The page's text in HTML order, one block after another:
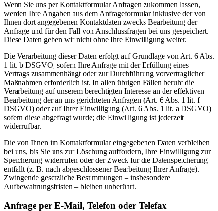
Wenn Sie uns per Kontaktformular Anfragen zukommen lassen,
werden Ihre Angaben aus dem Anfrageformular inklusive der von
Ihnen dort angegebenen Kontaktdaten zwecks Bearbeitung der
Anfrage und für den Fall von Anschlussfragen bei uns gespeichert.
Diese Daten geben wir nicht ohne Ihre Einwilligung weiter.
Die Verarbeitung dieser Daten erfolgt auf Grundlage von Art. 6 Abs.
1 lit. b DSGVO, sofern Ihre Anfrage mit der Erfüllung eines
Vertrags zusammenhängt oder zur Durchführung vorvertraglicher
Maßnahmen erforderlich ist. In allen übrigen Fällen beruht die
Verarbeitung auf unserem berechtigten Interesse an der effektiven
Bearbeitung der an uns gerichteten Anfragen (Art. 6 Abs. 1 lit. f
DSGVO) oder auf Ihrer Einwilligung (Art. 6 Abs. 1 lit. a DSGVO)
sofern diese abgefragt wurde; die Einwilligung ist jederzeit
widerrufbar.
Die von Ihnen im Kontaktformular eingegebenen Daten verbleiben
bei uns, bis Sie uns zur Löschung auffordern, Ihre Einwilligung zur
Speicherung widerrufen oder der Zweck für die Datenspeicherung
entfällt (z. B. nach abgeschlossener Bearbeitung Ihrer Anfrage).
Zwingende gesetzliche Bestimmungen – insbesondere
Aufbewahrungsfristen – bleiben unberührt.
Anfrage per E-Mail, Telefon oder Telefax